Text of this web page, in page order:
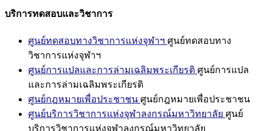
บริการทดสอบและวิชาการ
ศูนย์ทดสอบทางวิชาการแห่งจุฬาฯ ศูนย์ทดสอบทาง
วิชาการแห่งจุฬาฯ
ศูนย์การแปลและการล่ามเฉลิมพระเกียรติ ศูนย์การแปล
และการล่ามเฉลิมพระเกียรติ
ศูนย์กฎหมายเพื่อประชาชน ศูนย์กฎหมายเพื่อประชาชน
ศูนย์บริการวิชาการแห่งจุฬาลงกรณ์มหาวิทยาลัย ศูนย์
บริการวิชาการแห่งจุฬาลงกรณ์มหาวิทยาลัย